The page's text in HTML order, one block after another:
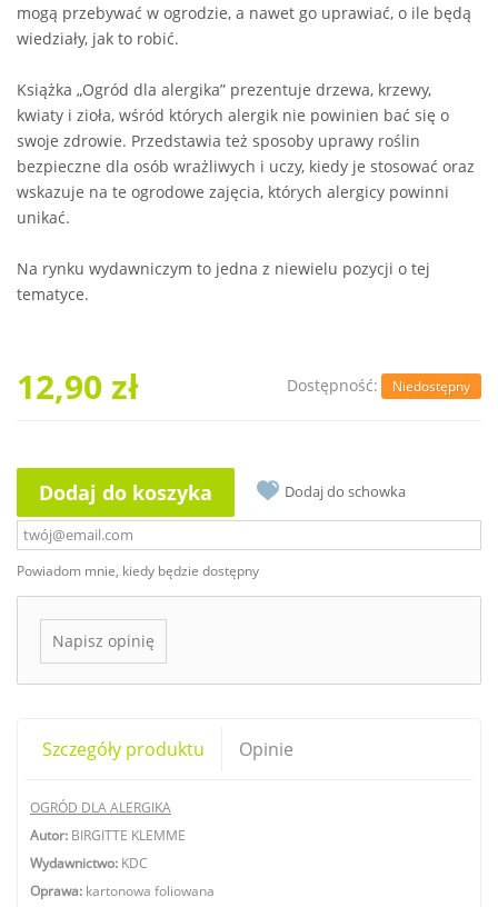
mogą przebywać w ogrodzie, a nawet go uprawiać, o ile będą
wiedziały, jak to robić.
Książka „Ogród dla alergika” prezentuje drzewa, krzewy,
kwiaty i zioła, wśród których alergik nie powinien bać się o
swoje zdrowie. Przedstawia też sposoby uprawy roślin
bezpieczne dla osób wrażliwych i uczy, kiedy je stosować oraz
wskazuje na te ogrodowe zajęcia, których alergicy powinni
unikać.
Na rynku wydawniczym to jedna z niewielu pozycji o tej
tematyce.
12,90 zł Dostępność: Niedostępny
Dodaj do koszyka Dodaj do schowka
Powiadom mnie, kiedy będzie dostępny
Napisz opinię
Szczegóły produktu Opinie
OGRÓD DLA ALERGIKA
Autor: BIRGITTE KLEMME
Wydawnictwo: KDC
Oprawa: kartonowa foliowana